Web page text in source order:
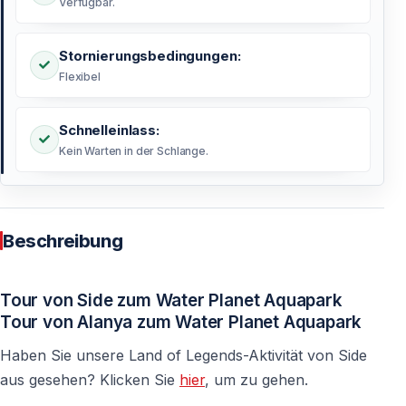
Stornierungsbedingungen:
Flexibel
Schnelleinlass:
Kein Warten in der Schlange.
Beschreibung
Tour von Side zum Water Planet Aquapark
Tour von Alanya zum Water Planet Aquapark
Haben Sie unsere Land of Legends-Aktivität von Side
aus gesehen? Klicken Sie hier, um zu gehen.